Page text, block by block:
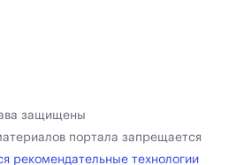
защищены
портала запрещается
рекомендательные технологии